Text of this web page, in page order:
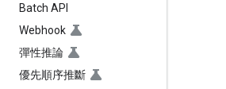
Batch API
Webhook
彈性推論
優先順序推斷